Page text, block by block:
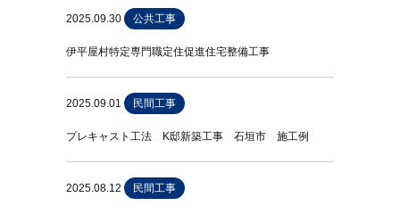
2025.09.30 公共工事
伊平屋村特定専門職定住促進住宅整備工事
2025.09.01 民間工事
プレキャスト工法 K邸新築工事 石垣市 施工例
2025.08.12 民間工事